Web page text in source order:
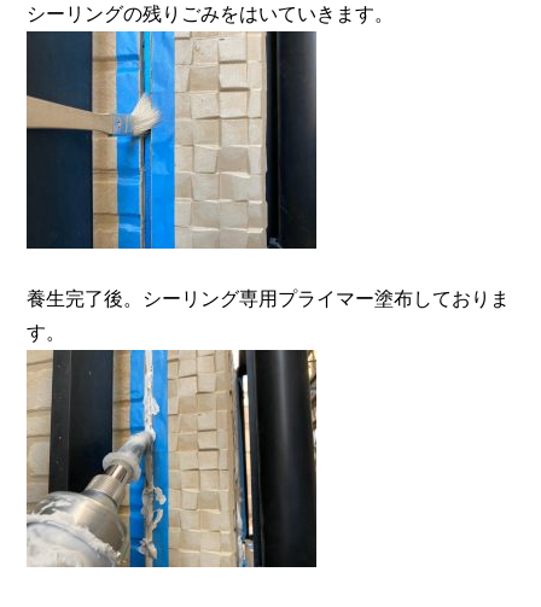
シーリングの残りごみをはいていきます。
養生完了後。シーリング専用プライマー塗布しておりま
す。